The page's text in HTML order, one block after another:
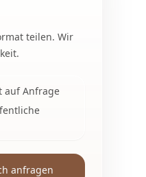
teilen. Wir
auf Anfrage
anfragen